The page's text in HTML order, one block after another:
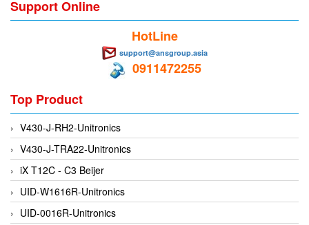
Flowline
Fluke Process Instruments Vietnam
FMS Vietnam
FOKO / Wintriss
Fomotech Vietnam
Forbes Marshall
FORNEY
Fortex
Support Online
HotLine
support@ansgroup.asia
0911472255
Top Product
V430-J-RH2-Unitronics
V430-J-TRA22-Unitronics
iX T12C - C3 Beijer
UID-W1616R-Unitronics
UID-0016R-Unitronics